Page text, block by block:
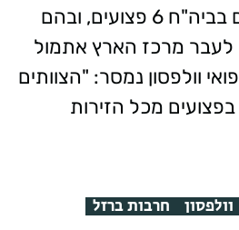
בשלב זה מאושפזים בביה"ח 6 פצועים, ובהם
לעבר מרכז הארץ אתמול
וולפסון נמסר: "הצוותים
מכל הזירות
וולפסון חרבות ברזל